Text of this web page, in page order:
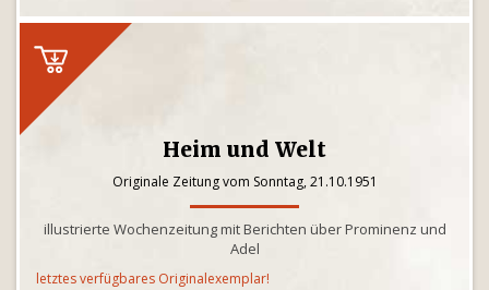
Heim und Welt
Originale Zeitung vom Sonntag, 21.10.1951
illustrierte Wochenzeitung mit Berichten über Prominenz und
Adel
letztes verfügbares Originalexemplar!